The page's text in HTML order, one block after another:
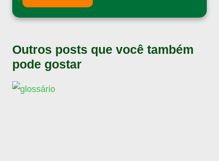
Outros posts que você também
pode gostar